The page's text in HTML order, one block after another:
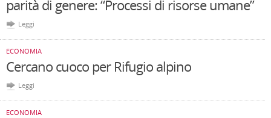
parità di genere: “Processi di risorse umane”
Leggi
ECONOMIA
Cercano cuoco per Rifugio alpino
Leggi
ECONOMIA